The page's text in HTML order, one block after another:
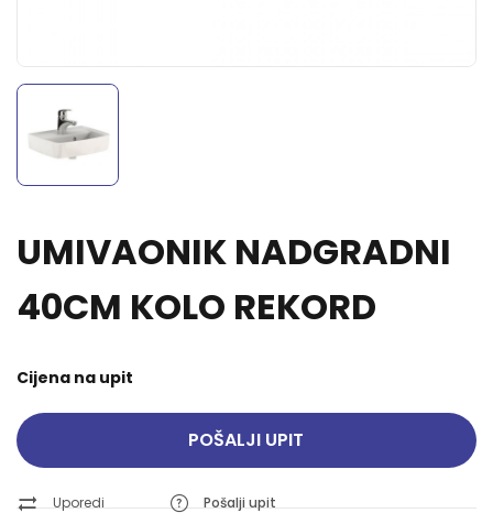
UMIVAONIK NADGRADNI
40CM KOLO REKORD
Cijena na upit
POŠALJI UPIT
Uporedi Pošalji upit